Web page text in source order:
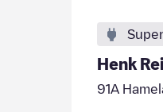
Henk
91A